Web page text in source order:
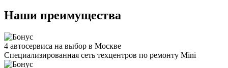
Наши преимущества
4 автосервиса на выбор в Москве
Специализированная сеть техцентров по ремонту Mini